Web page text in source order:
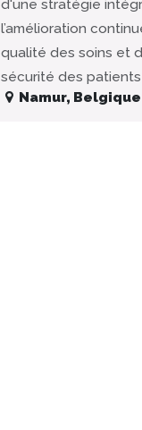
d'une stratégie
l’amélioration
qualité des soins et
sécurité des patients
Namur, Belgique